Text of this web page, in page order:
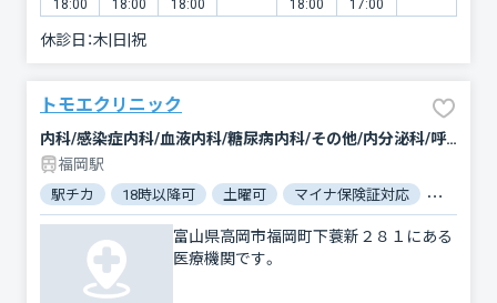
18:00
18:00
18:00
18:00
17:00
休診日：木|日|祝
トモエクリニック
内科/感染症内科/血液内科/糖尿病内科/その他/内分泌科/呼吸器内科/循環器科/心臓血管外科/消化器科/胃腸科/腎臓内科・外科/肝臓内科・外科/老年内科/アレルギー科/小児科/小児耳鼻咽喉科/小児皮膚科/皮膚科/リウマチ科
福岡駅
駅チカ 18時以降可 土曜可 マイナ保険証対応 駐車場
富山県高岡市福岡町下蓑新２８１にある
医療機関です。